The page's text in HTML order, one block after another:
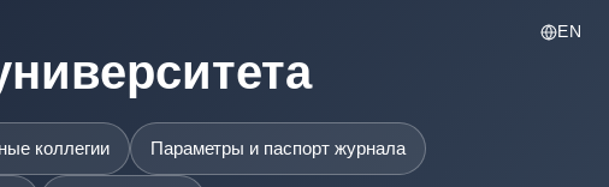
EN
коллегии Параметры и паспорт журнала